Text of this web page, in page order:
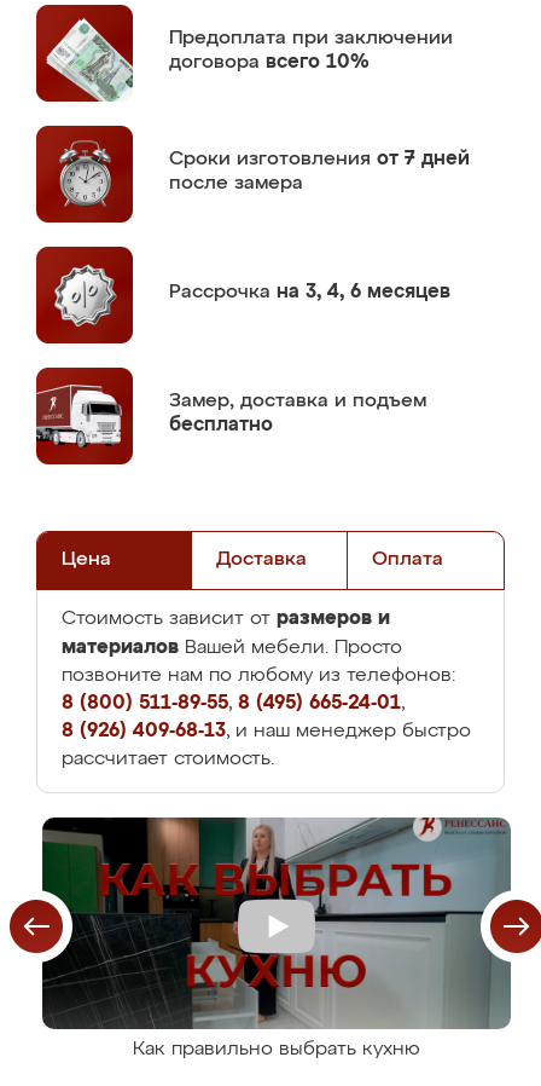
Предоплата при заключении
договора всего 10%
Сроки изготовления от 7 дней
после замера
Рассрочка на 3, 4, 6 месяцев
Замер, доставка и подъем
бесплатно
Цена Доставка Оплата
Стоимость зависит от размеров и
материалов Вашей мебели. Просто
позвоните нам по любому из телефонов:
8 (800) 511-89-55, 8 (495) 665-24-01,
8 (926) 409-68-13, и наш менеджер быстро
рассчитает стоимость.
Как правильно выбрать кухню